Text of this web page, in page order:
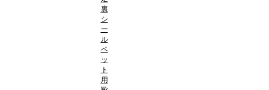
裏
シ
ー
ル
ペ
ッ
ト
用